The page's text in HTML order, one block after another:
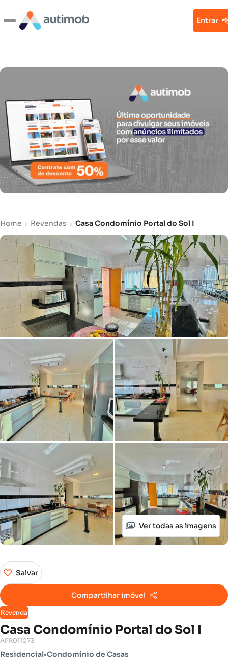
Entrar
Home › Revendas › Casa Condomínio Portal do Sol I
Ver todas as imagens
Revenda
Casa Condomínio Portal do Sol I
Salvar
Compartilhar imóvel
APR011073
Residencial•Condomínio de Casas